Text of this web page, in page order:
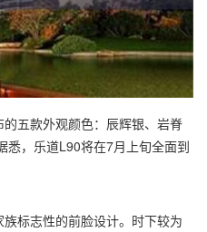
五款外观颜色：辰辉银、岩脊
悉，乐道L90将在7月上旬全面到
标志性的前脸设计。时下较为